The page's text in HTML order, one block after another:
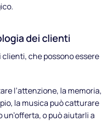
dei clienti
che possono essere
l’attenzione, la memoria,
la musica può catturare
o può aiutarli a